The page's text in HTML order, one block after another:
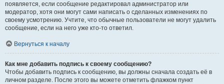
появляется, если сообщение редактировал администратор или
модератор, хотя они могут сами написать о сделанных изменениях по
своему усмотрению. Учтите, что обычные пользователи не могут удалить
сообщение, если на него уже кто-то ответил.
Вернуться к началу
Как мне добавить подпись к своему сообщению?
Чтобы добавить подпись к сообщению, вы должны сначала создать её в
личном разделе. После этого вы можете отметить флажком пункт